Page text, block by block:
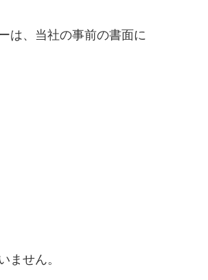
は、当社の事前の書面に
せん。